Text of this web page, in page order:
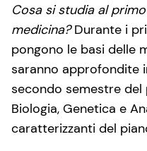
Cosa si studia al
medicina?Durante i
pongono le basi delle
saranno approfondite
secondo semestre
Biologia, Genetica e
caratterizzanti del